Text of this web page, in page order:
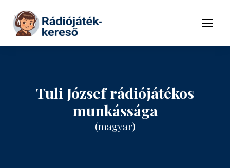
Tovább a tartalomhoz
Menü
Tuli József rádiójátékos
munkássága
(magyar)